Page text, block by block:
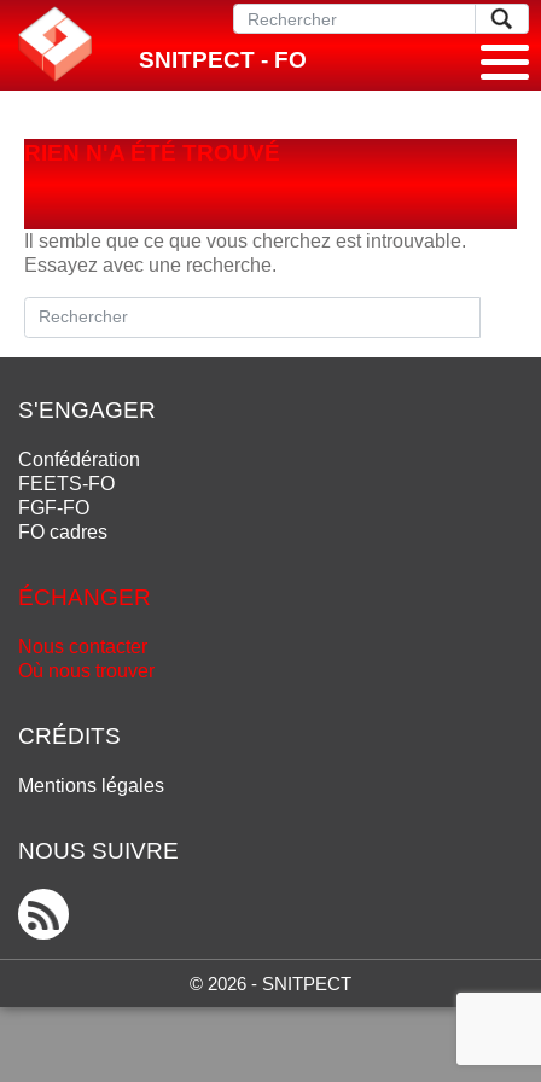
SNITPECT - FO
RIEN N'A ÉTÉ TROUVÉ
Il semble que ce que vous cherchez est introuvable.
Essayez avec une recherche.
S'ENGAGER
Confédération
FEETS-FO
FGF-FO
FO cadres
ÉCHANGER
Nous contacter
Où nous trouver
CRÉDITS
Mentions légales
NOUS SUIVRE
© 2026 - SNITPECT